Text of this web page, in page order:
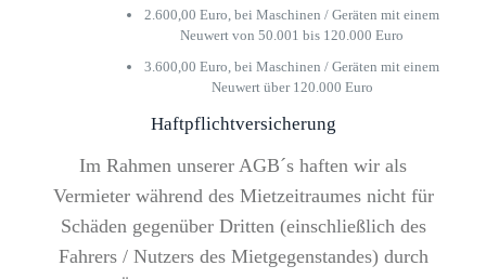
2.600,00 Euro, bei Maschinen / Geräten mit einem
Neuwert von 50.001 bis 120.000 Euro
3.600,00 Euro, bei Maschinen / Geräten mit einem
Neuwert über 120.000 Euro
Haftpflichtversicherung
Im Rahmen unserer AGB´s haften wir als
Vermieter während des Mietzeitraumes nicht für
Schäden gegenüber Dritten (einschließlich des
Fahrers / Nutzers des Mietgegenstandes) durch